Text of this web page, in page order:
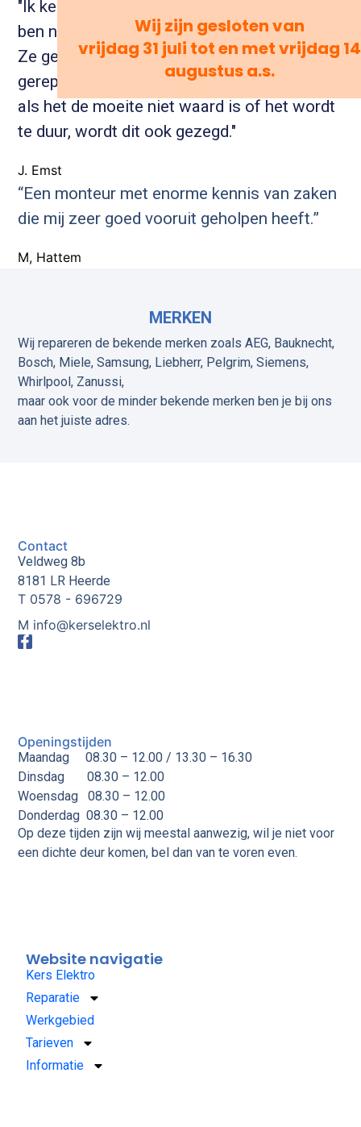
"Ik ken de firma Kers al meer dan 30 jaar en
ben nog nooit teleurgesteld in de kontakten.
Ze geven altijd eerlijk advies. Als er iets
gerepareerd kan worden dan doen ze dit en
als het de moeite niet waard is of het wordt
te duur, wordt dit ook gezegd."
J. Emst
“Een monteur met enorme kennis van zaken
die mij zeer goed vooruit geholpen heeft.”
M, Hattem
MERKEN
Wij repareren de bekende merken zoals AEG, Bauknecht,
Bosch, Miele, Samsung, Liebherr, Pelgrim, Siemens,
Whirlpool, Zanussi,
maar ook voor de minder bekende merken ben je bij ons
aan het juiste adres.
Contact
Veldweg 8b
8181 LR Heerde
T 0578 - 696729
M info@kerselektro.nl
Openingstijden
Maandag 08.30 – 12.00 / 13.30 – 16.30
Dinsdag08.30 – 12.00
Woensdag08.30 – 12.00
Donderdag08.30 – 12.00
Op deze tijden zijn wij meestal aanwezig, wil je niet voor
een dichte deur komen, bel dan van te voren even.
Website navigatie
Kers Elektro
Reparatie
Werkgebied
Tarieven
Informatie
Wij zijn gesloten van
vrijdag 31 juli tot en met vrijdag 14
augustus a.s.